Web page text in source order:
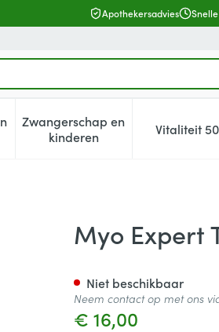
Apothekersadvies
verzorging en hygiëne categorie
voor Dieet, voeding en
Zwangerschap en
kinderenToon submenu voor
Vitaliteit
Myo Expert
€ 16,00
Niet beschikbaar
Neem contact op met ons